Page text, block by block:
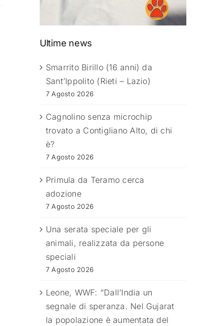
Ultime news
Smarrito Birillo (16 anni) da
Sant’Ippolito (Rieti – Lazio)
7 Agosto 2026
Cagnolino senza microchip
trovato a Contigliano Alto, di chi
è?
7 Agosto 2026
Primula da Teramo cerca
adozione
7 Agosto 2026
Una serata speciale per gli
animali, realizzata da persone
speciali
7 Agosto 2026
Leone, WWF: “Dall’India un
segnale di speranza. Nel Gujarat
la popolazione è aumentata del